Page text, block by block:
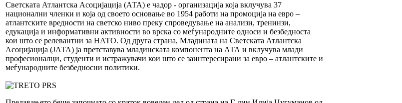
Светската Атлантска Асоцијација (АТА) е чадор - организација која вклучува 37
национални членки и која од своето основање во 1954 работи на промоција на евро –
атлантските вредности на светско ниво преку спроведување на анализи, тренинзи,
едукација и информативни активности во врска со меѓународните односи и безбедноста
кои што се релевантни за НАТО. Од друга страна, Младината на Светската Атлантска
Асоцијација (ЈАТА) ја претставува младинската компонента на АТА и вклучува млади
професионалци, студенти и истражувачи кои што се заинтересирани за евро – атлантските и
меѓународните безбедносни политики.